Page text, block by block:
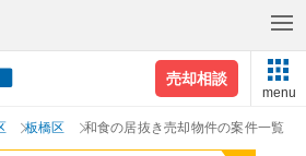
売却相談
menu
板橋区 和食の居抜き売却物件の案件一覧